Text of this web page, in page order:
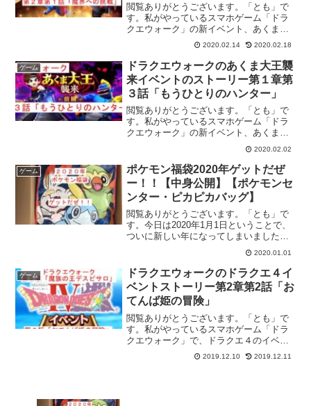
閲覧ありがとうございます。「とも」で
す。私がやっているスマホゲーム「ドラ
クエウォーク」の新イベント、あくま大
王襲来イベントの後編が始まりましたの
で、紹介していきたいと思います。第１
話から第３話まであり、それぞれ順番に
紹介していきます。完全に...
2020.02.14 2020.02.18
ゲーム
ドラクエウォークのあくま大王襲
来イベントのストーリー第１章第
３話「もうひとりのハンター」
閲覧ありがとうございます。「とも」で
す。私がやっているスマホゲーム「ドラ
クエウォーク」の新イベント、あくま大
王襲来イベントが始まりましたので、紹
介していきたいと思います。上級職が実
装されてから初めてのイベントとなりま
すので、レベル上げがてら...
2020.02.02
ゲーム
ポケモン福袋2020年ゲットだぜ
ー！！【中身公開】【ポケモンセ
ンター・ピカピカバッグ】
閲覧ありがとうございます。「とも」で
す。今日は2020年1月1日ということで、
ついに新しい年になってしまいました
ね。昨年はありがとうございます本年も
よろしくお願いします今日の話題は、ポ
ケモンセンターで販売している福袋「ピ
カピカバッグ」が当た...
2020.01.01
ゲーム
ドラクエウォークのドラクエ４イ
ベントストーリー第2章第2話「お
てんば姫の冒険」
閲覧ありがとうございます。「とも」で
す。私がやっているスマホゲーム「ドラ
クエウォーク」で、ドラクエ４のイベン
トの第２章のストーリーをご紹介してい
きたいと思います。ドラクエ４のイベン
2019.12.10 2019.12.11